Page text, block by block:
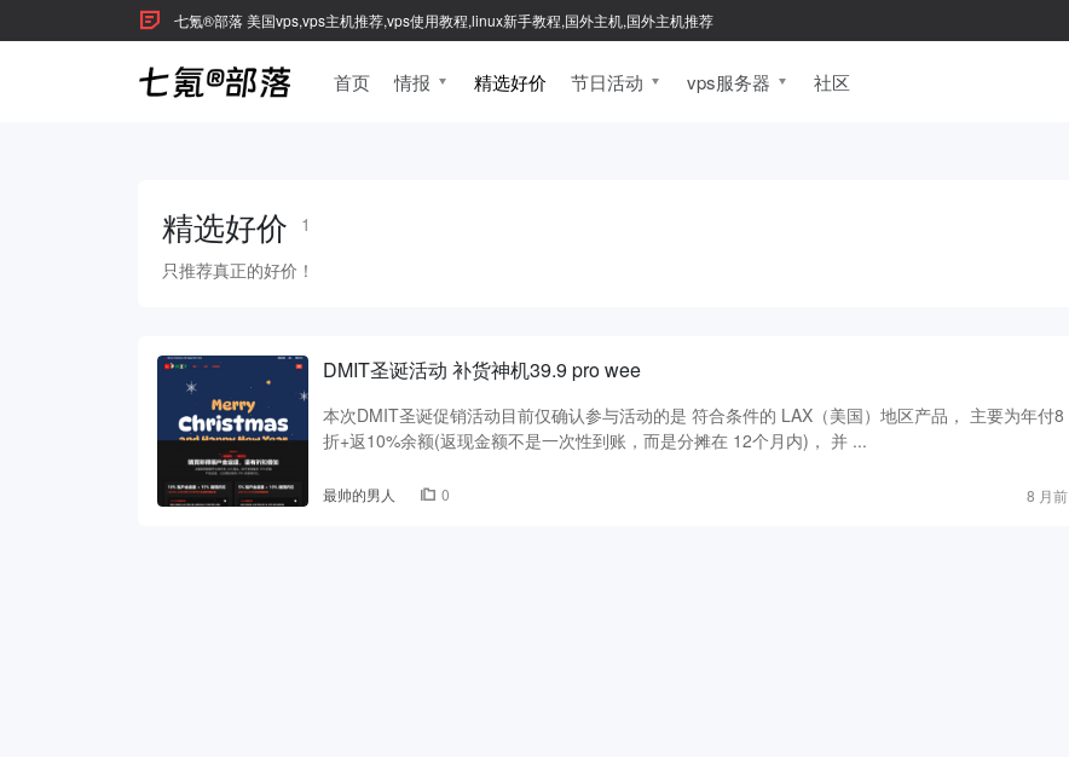
七氪®部落 美国vps,vps主机推荐,vps使用教程,linux新手教程,国外主机,国外主机推荐
首页 情报 精选好价 节日活动 vps服务器 社区
精选好价
1
只推荐真正的好价！
DMIT圣诞活动 补货神机39.9 pro wee
本次DMIT圣诞促销活动目前仅确认参与活动的是 符合条件的 LAX（美国）地区产品， 主要为年付8
折+返10%余额(返现金额不是一次性到账，而是分摊在 12个月内)， 并 ...
最帅的男人 0 8 月前